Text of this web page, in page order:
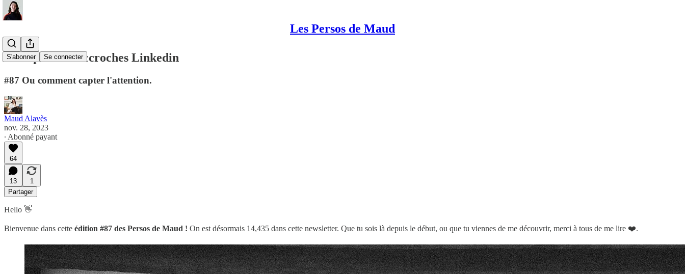
Les Persos de Maud
S'abonner Se connecter
9 templates d'accroches Linkedin
#87 Ou comment capter l'attention.
Maud Alavès
nov. 28, 2023
∙ Abonné payant
64
13
1
Partager
Hello 👋
Bienvenue dans cette édition #87 des Persos de Maud ! On est désormais 14,435 dans cette newsletter. Que tu sois là depuis le début, ou que tu viennes de me découvrir, merci à tous de me lire ❤️.